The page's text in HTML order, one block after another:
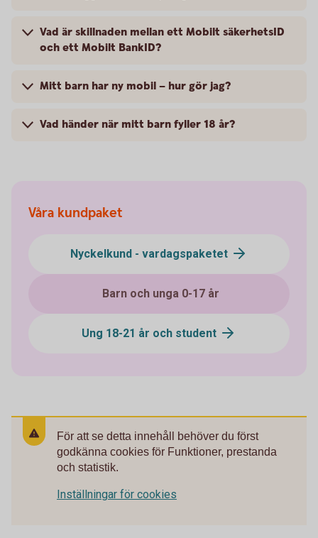
Vad är skillnaden mellan ett Mobilt säkerhetsID
och ett Mobilt BankID?
Mitt barn har ny mobil – hur gör jag?
Vad händer när mitt barn fyller 18 år?
Våra kundpaket
Nyckelkund - vardagspaketet
Barn och unga 0-17 år
Ung 18-21 år och student
För att se detta innehåll behöver du först
godkänna cookies för Funktioner, prestanda
och statistik.
Inställningar för cookies